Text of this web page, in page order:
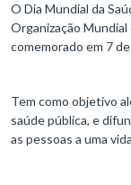
O Dia Mundial da
Organização
comemorado em 7
Tem como objetivo
saúde pública, e
as pessoas a uma